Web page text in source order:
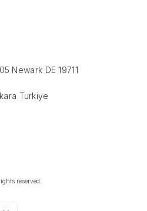
Newark DE 19711
Turkiye
reserved.